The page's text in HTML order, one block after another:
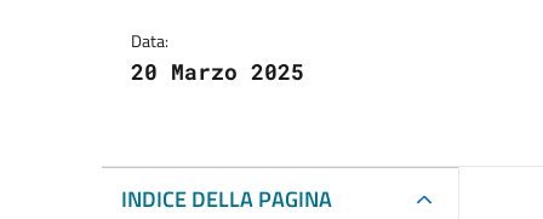
Data:
20 Marzo 2025
INDICE DELLA PAGINA